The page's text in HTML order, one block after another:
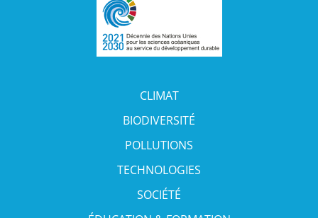
CLIMAT
BIODIVERSITÉ
POLLUTIONS
TECHNOLOGIES
SOCIÉTÉ